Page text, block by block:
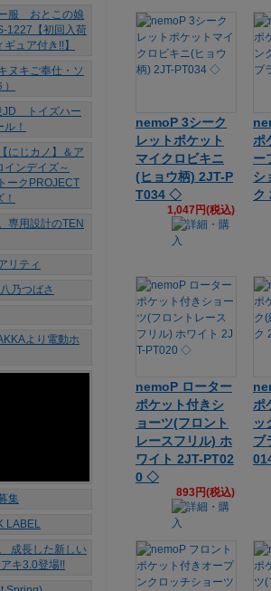
nemoP 3シーク
レットポケット
マイクロビキニ
(ヒョウ柄) 2JT-P
T034 ◇
1,047円(税込)
ポ
ー
シ
ク
nemoP ローター
ポケット付きシ
ョーツ(フロント
レースフリル) ホ
ワイト 2JT-PT02
0 ◇
893円(税込)
ポ
ッ
ブ